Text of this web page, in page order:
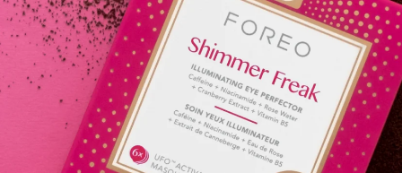
Cihazlarım
Siparişlerim
Adresim
Aboneliklerim
FAQ™ Pure Beauty-Tech Elixir
issa™ Teeth Whitening Set
English Deutsch
Español
Français
Italiano
Português
Polski
Svenska
Русский
简体中文 繁體中文